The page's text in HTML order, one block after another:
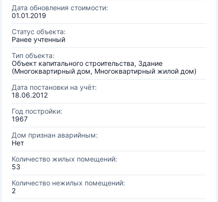
Дата обновления стоимости:
01.01.2019
Статус объекта:
Ранее учтенный
Тип объекта:
Объект капитального строительства, Здание
(Многоквартирный дом, Многоквартирный жилой дом)
Дата постановки на учёт:
18.06.2012
Год постройки:
1967
Дом признан аварийным:
Нет
Количество жилых помещений:
53
Количество нежилых помещений:
2